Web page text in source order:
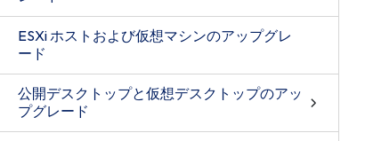
ESXi ホストおよび仮想マシンのアップグレ
ード
公開デスクトップと仮想デスクトップのアッ
プグレード